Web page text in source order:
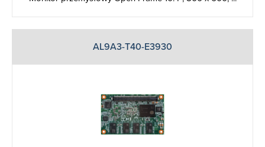
AL9A3-T40-E3930